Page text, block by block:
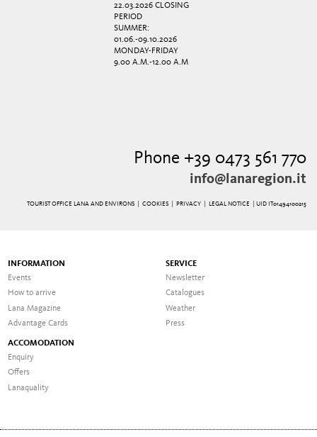
22.03.2026 CLOSING
PERIOD
SUMMER:
01.06.-09.10.2026
MONDAY-FRIDAY
9.00 A.M.-12.00 A.M
Phone +39 0473 561 770
info@lanaregion.it
TOURIST OFFICE LANA AND ENVIRONS | COOKIES| PRIVACY| LEGAL NOTICE | UID IT01494100215
INFORMATION
Events
How to arrive
Lana Magazine
Advantage Cards
SERVICE
Newsletter
Catalogues
Weather
Press
ACCOMODATION
Enquiry
Offers
Lanaquality